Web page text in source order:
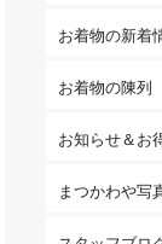
お着物の新着
お着物の陳列
お知らせ＆お
まつかわや写